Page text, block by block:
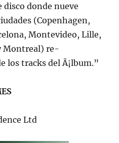
disco donde nueve
(Copenhagen,
Montevideo, Lille,
Montreal) re-
los tracks del Ã¡lbum.”
Ltd